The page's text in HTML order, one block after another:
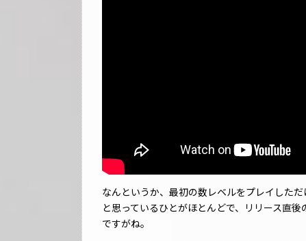
なんというか、最初の数レベルをプレイした
と思っているひとがほとんどで、リリース直
ですがね。